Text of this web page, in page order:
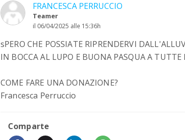
FRANCESCA PERRUCCIO
Teamer
il 06/04/2025 alle 15:36h
sPERO CHE POSSIATE RIPRENDERVI
IN BOCCA AL LUPO E BUONA PASQUA A
COME FARE UNA DONAZIONE?
Francesca Perruccio
Comparte